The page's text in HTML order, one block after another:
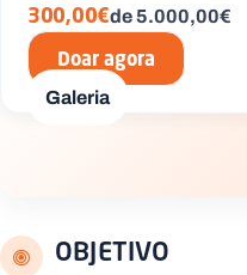
300,00€de 5.000,00€
Doar agora
Galeria
OBJETIVO
i
a
n
o
A
g
C
o